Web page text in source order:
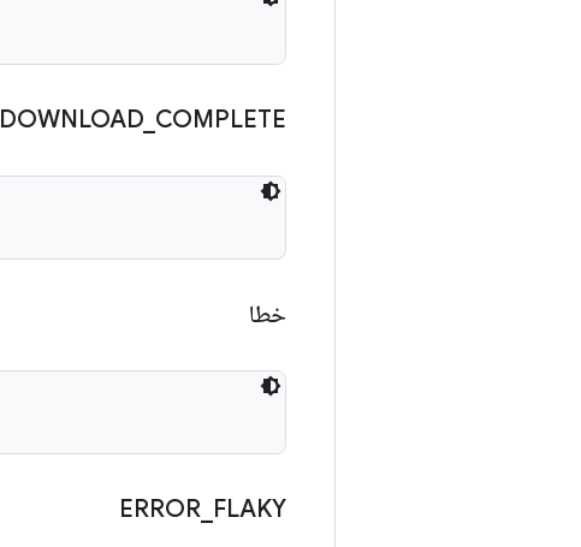
DOWNLOAD COMPLETE
خطا
ERROR FLAKY